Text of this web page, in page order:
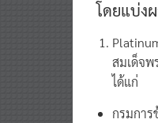
โดยแบ่ง
สมเด็จพ
ได้แก่
กรมการ